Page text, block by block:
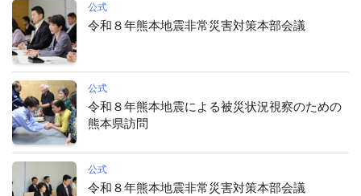
公式
令和８年熊本地震非常災害対策本部会議
公式
令和８年熊本地震による被災状況視察のための
熊本県訪問
公式
令和８年熊本地震非常災害対策本部会議